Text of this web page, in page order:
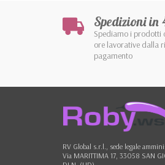
Spedizioni in
Spediamo i prodotti
ore lavorative dalla
pagamento
RV Global s.r.l., sede legale
Via MARITTIMA 17, 33058 SAN